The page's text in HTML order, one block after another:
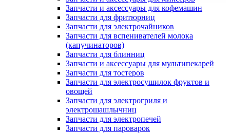
Запчасти и аксессуары для кофемашин
Запчасти для фритюрниц
Запчасти для электрочайников
Запчасти для вспенивателей молока
(капучинаторов)
Запчасти для блинниц
Запчасти и аксессуары для мультипекарей
Запчасти для тостеров
Запчасти для электросушилок фруктов и
овощей
Запчасти для электрогриля и
электрошашлычниц
Запчасти для электропечей
Запчасти для пароварок